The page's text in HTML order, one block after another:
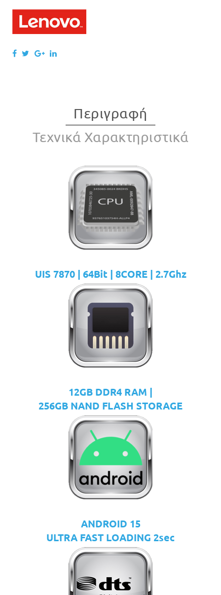
Περιγραφή
Τεχνικά Χαρακτηριστικά
UIS 7870 | 64Bit | 8CORE | 2.7Ghz
12GB DDR4 RAM |
256GB NAND FLASH STORAGE
ANDROID 15
ULTRA FAST LOADING 2sec